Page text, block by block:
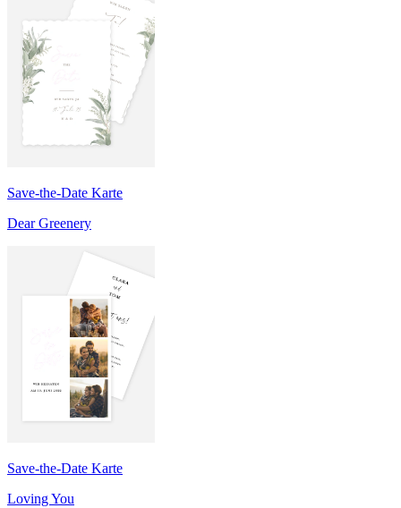
Save-the-Date Karte
Dear Greenery
Save-the-Date Karte
Loving You